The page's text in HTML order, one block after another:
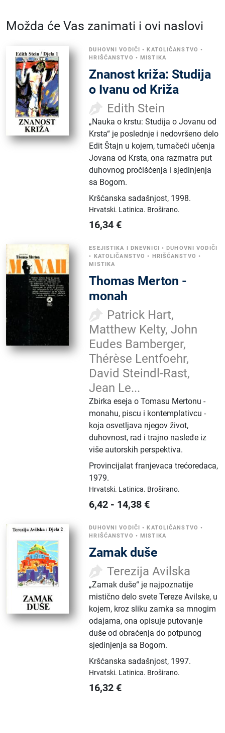
Možda će Vas zanimati i ovi naslovi
DUHOVNI VODIČI •KATOLIČANSTVO •
HRIŠĆANSTVO •MISTIKA
Znanost križa: Studija
o Ivanu od Križa
Edith Stein
„Nauka o krstu: Studija o Jovanu od
Krsta“ je poslednje i nedovršeno delo
Edit Štajn u kojem, tumačeći učenja
Jovana od Krsta, ona razmatra put
duhovnog pročišćenja i sjedinjenja
sa Bogom.
Kršćanska sadašnjost, 1998.
Hrvatski. Latinica. Broširano.
16,34 €
ESEJISTIKA I DNEVNICI •DUHOVNI VODIČI
• KATOLIČANSTVO • HRIŠĆANSTVO •
MISTIKA
Thomas Merton -
monah
Patrick Hart,
Matthew Kelty, John
Eudes Bamberger,
Thérèse Lentfoehr,
David Steindl-Rast,
Jean Le...
Zbirka eseja o Tomasu Mertonu -
monahu, piscu i kontemplativcu -
koja osvetljava njegov život,
duhovnost, rad i trajno nasleđe iz
više autorskih perspektiva.
Provincijalat franjevaca trećoredaca,
1979.
Hrvatski. Latinica. Broširano.
6,42 - 14,38 €
DUHOVNI VODIČI •KATOLIČANSTVO •
HRIŠĆANSTVO •MISTIKA
Zamak duše
Terezija Avilska
„Zamak duše“ je najpoznatije
mistično delo svete Tereze Avilske, u
kojem, kroz sliku zamka sa mnogim
odajama, ona opisuje putovanje
duše od obraćenja do potpunog
sjedinjenja sa Bogom.
Kršćanska sadašnjost, 1997.
Hrvatski. Latinica. Broširano.
16,32 €